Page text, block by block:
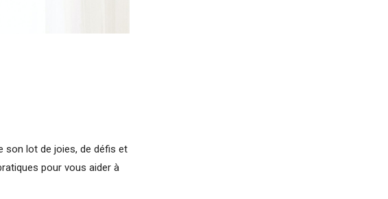
son lot de joies, de défis et
pour vous aider à